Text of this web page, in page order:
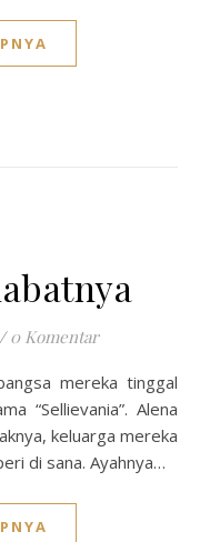
/ 0 Komentar
“Sellievania”. Alena
keluarga mereka
di sana. Ayahnya…